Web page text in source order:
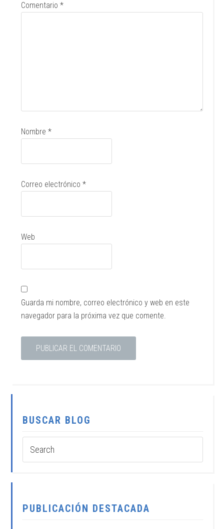
Comentario*
Nombre*
Correo electrónico*
Web
Guarda mi nombre, correo electrónico y web en este
navegador para la próxima vez que comente.
BUSCAR BLOG
PUBLICACIÓN DESTACADA